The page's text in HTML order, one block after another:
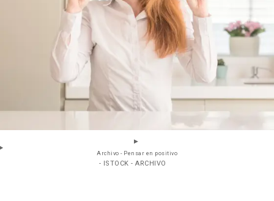
Archivo - Pensar en positivo
- ISTOCK - ARCHIVO